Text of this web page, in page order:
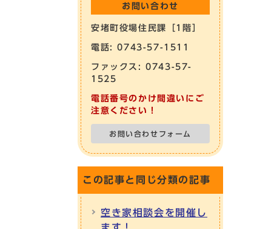
お問い合わせ
安堵町役場住民課［1階］
電話: 0743-57-1511
ファックス: 0743-57-
1525
電話番号のかけ間違いにご
注意ください！
お問い合わせフォーム
この記事と同じ分類の記事
空き家相談会を開催し